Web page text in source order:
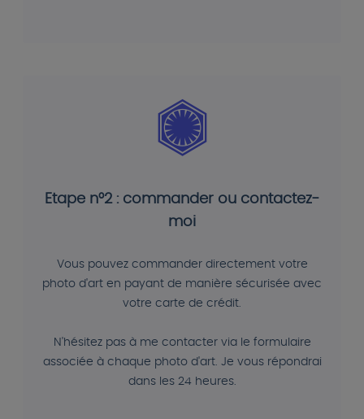
Etape n°2 : commander ou contactez-
moi
Vous pouvez commander directement votre
photo d'art en payant de manière sécurisée avec
votre carte de crédit.
N'hésitez pas à me contacter via le formulaire
associée à chaque photo d'art. Je vous répondrai
dans les 24 heures.